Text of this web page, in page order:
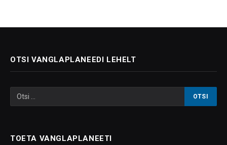
OTSI VANGLAPLANEEDI LEHELT
TOETA VANGLAPLANEETI